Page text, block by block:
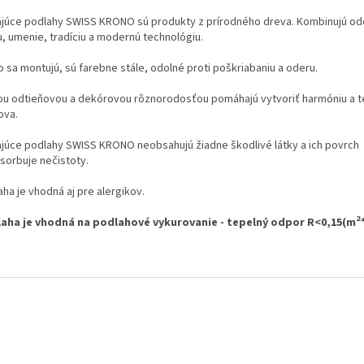
podlahy SWISS KRONO sú produkty z prírodného dreva. Kombinujú
umenie, tradíciu a modernú technológiu.
sa montujú, sú farebne stále, odolné proti poškriabaniu a oderu.
odtieňovou a dekórovou rôznorodosťou pomáhajú vytvoriť harmóniu a
podlahy SWISS KRONO neobsahujú žiadne škodlivé látky a ich povrch
nečistoty.
je vhodná aj pre alergikov.
je vhodná na podlahové vykurovanie - tepelný odpor R<0,15(m2